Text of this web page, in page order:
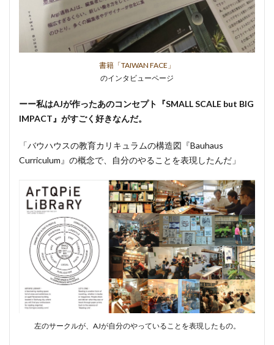
書籍「TAIWAN FACE」
のインタビューページ
ーー私はAJが作ったあのコンセプト『SMALL SCALE but BIG
IMPACT』がすごく好きなんだ。
「バウハウスの教育カリキュラムの構造図『Bauhaus
Curriculum』の概念で、自分のやることを表現したんだ」
左のサークルが、AJが自分のやっていることを表現したもの。